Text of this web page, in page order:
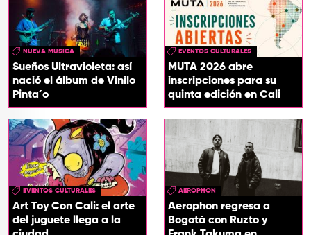
NUEVA MUSICA
Sueños Ultravioleta: así
nació el álbum de Vinilo
Pinta´o
EVENTOS CULTURALES
MUTA 2026 abre
inscripciones para su
quinta edición en Cali
EVENTOS CULTURALES
Art Toy Con Cali: el arte
del juguete llega a la
AEROPHON
Aerophon regresa a
Bogotá con Ruzto y